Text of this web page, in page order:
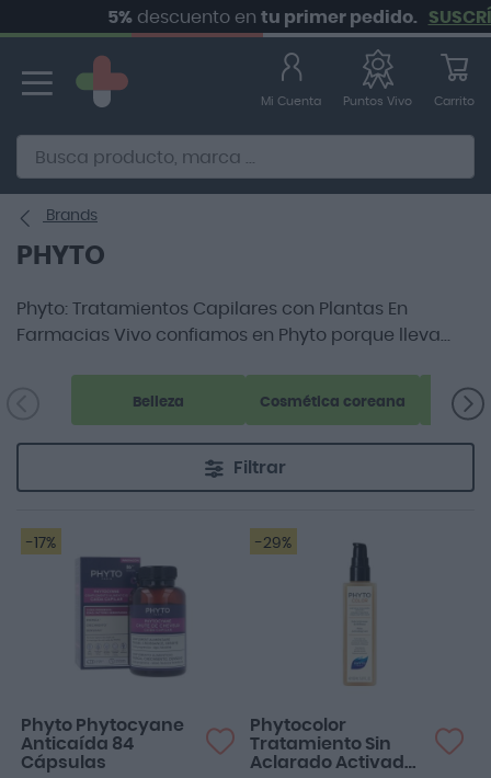
descuento entu primer pedido. SUSCRÍBETE
contenido
Alternative to Doofinder Ecommerce Search
Mi Cuenta Puntos Vivo Carrito
Brands
PHYTO
Phyto: Tratamientos Capilares con Plantas En
Farmacias Vivo confiamos en Phyto porque lleva
beneficios de los extractos vegetales al cuidado del
cabello, creando fórmulas que respetan tanto la
fibra capilar como el cuero cabelludo.
Belleza Cosmética coreana
Filtrar
-17%
Phyto Phytocyane
Anticaída 84
Cápsulas
-29%
Phytocolor
Tratamiento Sin
Aclarado Activador